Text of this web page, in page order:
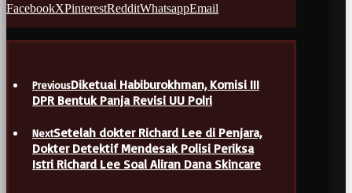
FacebookXPinterestRedditWhatsappEmail
PreviousDiketuai Habiburokhman, Komisi III
DPR Bentuk Panja Revisi UU Polri
NextSetelah dokter Richard Lee di Penjara,
Dokter Detektif Mendesak Polisi Periksa
Istri Richard Lee Soal Aliran Dana Skincare